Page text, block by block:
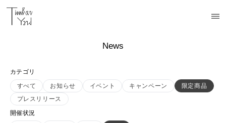
News
カテゴリ
すべて
お知らせ イベント キャンペーン
限定商品
プレスリリース
開催状況